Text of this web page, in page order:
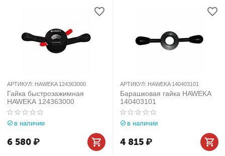
АРТИКУЛ: HAWEKA 124363000
Гайка быстрозажимная
HAWEKA 124363000
в наличии
6 580₽
АРТИКУЛ: HAWEKA 140403101
Барашковая гайка HAWEKA
140403101
в наличии
4 815₽